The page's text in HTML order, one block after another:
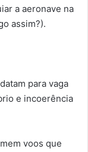
a aeronave na
assim?).
para vaga
e incoerência
voos que